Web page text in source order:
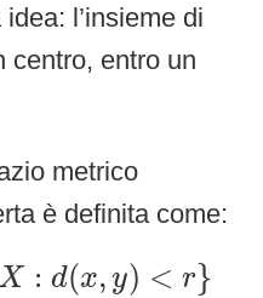
l’insieme di
centro, entro un
metrico
è definita come:
: d(x, y) < r}
X (x <r